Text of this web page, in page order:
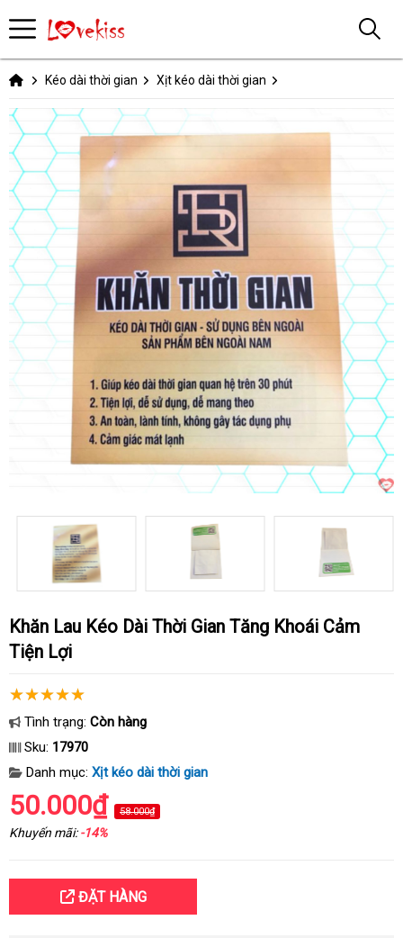
Kéo dài thời gian Xịt kéo dài thời gian
Khăn Lau Kéo Dài Thời Gian Tăng Khoái Cảm
Tiện Lợi
Tình trạng: Còn hàng
Sku: 17970
Danh mục: Xịt kéo dài thời gian
50.000₫ 58.000₫
Khuyến mãi:-14%
ĐẶT HÀNG